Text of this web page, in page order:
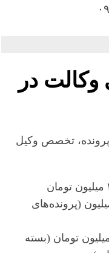
وکالت در
تخصص وکیل
از ۱۰ تا ۳۰ میلیون تومان
ساده) و تا ۶۰ میلیون (پرونده‌های
۲۰ تا ۸۰ میلیون تومان (بسته